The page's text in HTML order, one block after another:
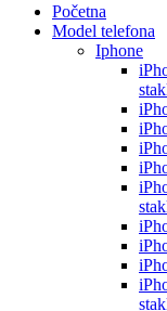
Početna
Model telefona
Iphone